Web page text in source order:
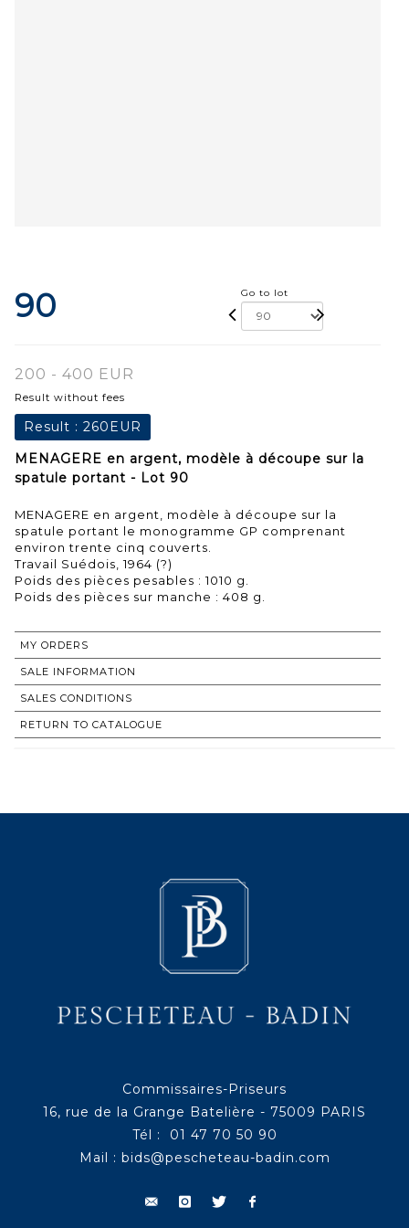
90 Go to lot
200 - 400 EUR
Result without fees
Result : 260EUR
MENAGERE en argent, modèle à découpe sur la
spatule portant - Lot 90
MENAGERE en argent, modèle à découpe sur la
spatule portant le monogramme GP comprenant
environ trente cinq couverts.
Travail Suédois, 1964 (?)
Poids des pièces pesables : 1010 g.
Poids des pièces sur manche : 408 g.
MY ORDERS
SALE INFORMATION
SALES CONDITIONS
RETURN TO CATALOGUE
Commissaires-Priseurs
16, rue de la Grange Batelière - 75009 PARIS
Tél : 01 47 70 50 90
Mail : bids@pescheteau-badin.com